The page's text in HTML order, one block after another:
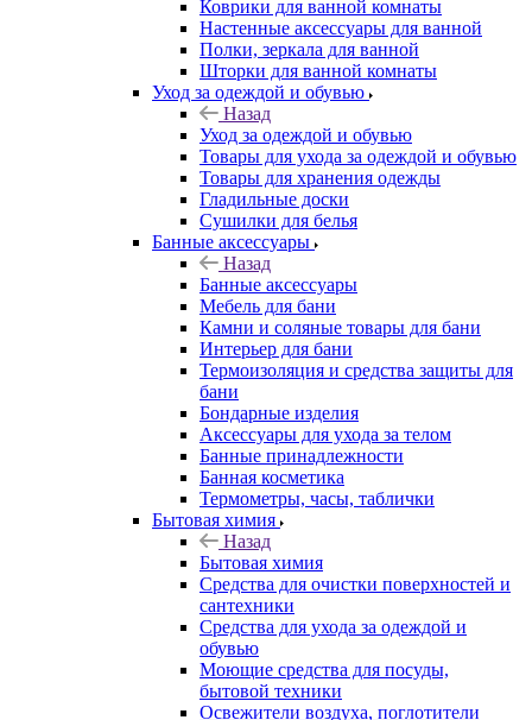
Коврики для ванной комнаты
Настенные аксессуары для ванной
Полки, зеркала для ванной
Шторки для ванной комнаты
Уход за одеждой и обувью
Назад
Уход за одеждой и обувью
Товары для ухода за одеждой и обувью
Товары для хранения одежды
Гладильные доски
Сушилки для белья
Банные аксессуары
Назад
Банные аксессуары
Мебель для бани
Камни и соляные товары для бани
Интерьер для бани
Термоизоляция и средства защиты для
бани
Бондарные изделия
Аксеcсуары для ухода за телом
Банные принадлежности
Банная косметика
Термометры, часы, таблички
Бытовая химия
Назад
Бытовая химия
Средства для очистки поверхностей и
сантехники
Средства для ухода за одеждой и
обувью
Моющие средства для посуды,
бытовой техники
Освежители воздуха, поглотители